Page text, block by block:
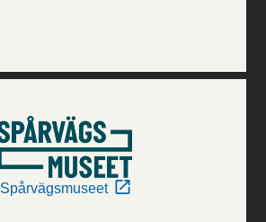
Spårvägsmuseet